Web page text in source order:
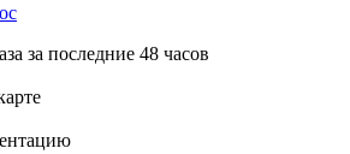
за последние 48 часов